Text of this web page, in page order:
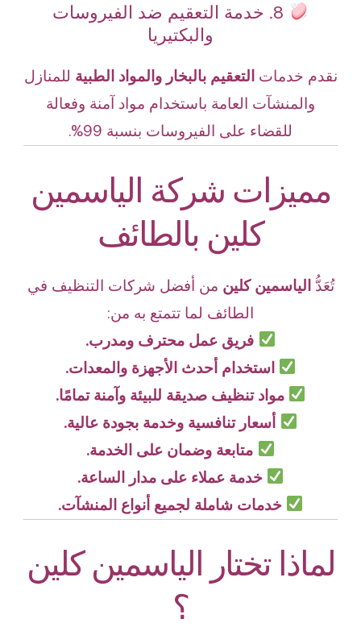
8. خدمة التعقيم ضد الفيروسات
والبكتيريا
نقدم خدماتالتعقيم بالبخار والمواد الطبية للمنازل
والمنشآت العامة باستخدام مواد آمنة وفعالة
للقضاء على الفيروسات بنسبة 99%.
مميزات شركة الياسمين
كلين بالطائف
تُعَدُّالياسمين كلين من أفضل شركات التنظيف في
الطائف لما تتمتع به من:
فريق عمل محترف ومدرب.
استخدام أحدث الأجهزة والمعدات.
مواد تنظيف صديقة للبيئة وآمنة تمامًا.
أسعار تنافسية وخدمة بجودة عالية.
متابعة وضمان على الخدمة.
خدمة عملاء على مدار الساعة.
خدمات شاملة لجميع أنواع المنشآت.
لماذا تختار الياسمين كلين
؟